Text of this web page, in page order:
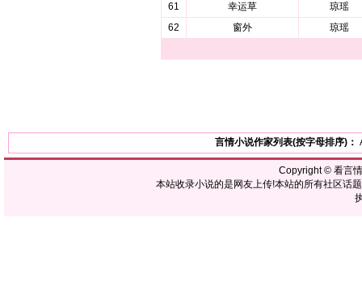
61
幸运草
琼瑶
62
窗外 琼瑶
言情小说作家列表(按字母排序)：
Copyright © 看言
本站收录小说的是网友上传!本站的所有社区话